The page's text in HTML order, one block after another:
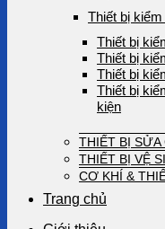
Thiết bị
Thiết bị
Thiết bị
Thiết bị
Thiết bị
kiện
THIẾT BỊ SỬA
THIẾT BỊ VỆ
CƠ KHÍ &
Trang chủ